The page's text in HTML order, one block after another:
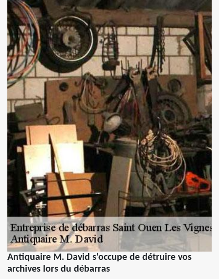
Antiquaire M. David s’occupe de détruire vos
archives lors du débarras